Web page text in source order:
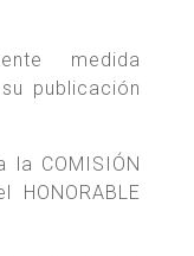
medida
publicación
la COMISIÓN
HONORABLE